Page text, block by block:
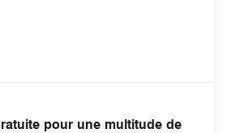
pour une multitude de